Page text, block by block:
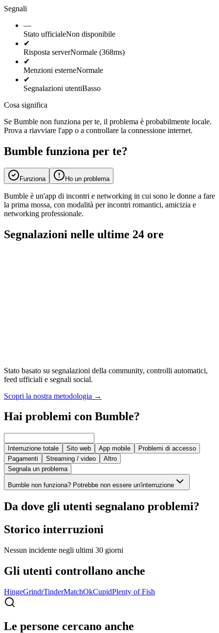
Segnali
—
Stato ufficialeNon disponibile
✔
Risposta serverNormale (368ms)
✔
Menzioni esterneNormale
✔
Segnalazioni utentiBasso
Cosa significa
Se Bumble non funziona per te, il problema è probabilmente locale.
Prova a riavviare l'app o a controllare la connessione internet.
Bumble funziona per te?
Funziona Ho un problema
Bumble è un'app di incontri e networking in cui sono le donne a fare
la prima mossa, con modalità per incontri romantici, amicizia e
networking professionale.
Segnalazioni nelle ultime 24 ore
Stato basato su segnalazioni della community, controlli automatici,
feed ufficiali e segnali social.
Scopri la nostra metodologia →
Hai problemi con Bumble?
Interruzione totale Sito web App mobile
Problemi di accesso
Pagamenti
Streaming / video
Altro
Segnala un problema
Bumble non funziona? Potrebbe non essere un'interruzione
Da dove gli utenti segnalano problemi?
Storico interruzioni
Nessun incidente negli ultimi 30 giorni
Gli utenti controllano anche
HingeGrindrTinderMatchOkCupidPlenty of Fish
Le persone cercano anche